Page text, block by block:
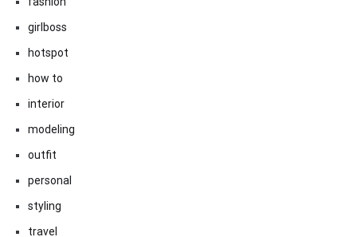
girlboss
hotspot
how to
interior
modeling
outfit
personal
styling
travel